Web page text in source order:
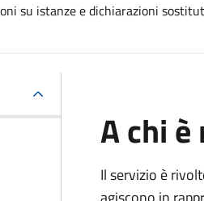
su istanze e dichiarazioni
A chi
Il servizio è